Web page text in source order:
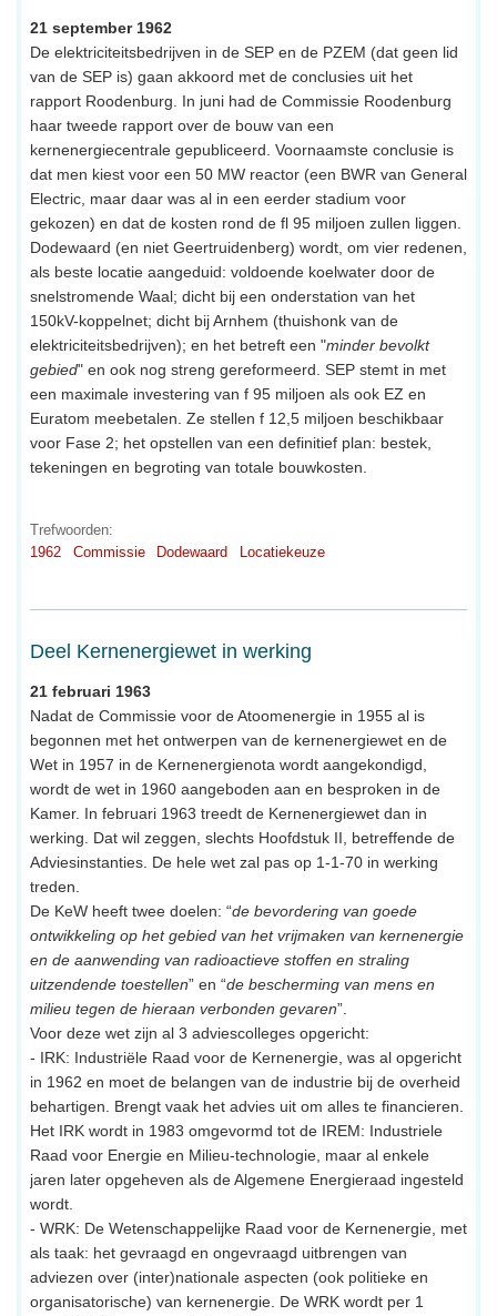
21 september 1962
De elektriciteitsbedrijven in de SEP en de PZEM (dat geen lid
van de SEP is) gaan akkoord met de conclusies uit het
rapport Roodenburg. In juni had de Commissie Roodenburg
haar tweede rapport over de bouw van een
kernenergiecentrale gepubliceerd. Voornaamste conclusie is
dat men kiest voor een 50 MW reactor (een BWR van General
Electric, maar daar was al in een eerder stadium voor
gekozen) en dat de kosten rond de fl 95 miljoen zullen liggen.
Dodewaard (en niet Geertruidenberg) wordt, om vier redenen,
als beste locatie aangeduid: voldoende koelwater door de
snelstromende Waal; dicht bij een onderstation van het
150kV-koppelnet; dicht bij Arnhem (thuishonk van de
elektriciteitsbedrijven); en het betreft een "minder bevolkt
gebied" en ook nog streng gereformeerd. SEP stemt in met
een maximale investering van f 95 miljoen als ook EZ en
Euratom meebetalen. Ze stellen f 12,5 miljoen beschikbaar
voor Fase 2; het opstellen van een definitief plan: bestek,
tekeningen en begroting van totale bouwkosten.
Trefwoorden:
1962
Commissie Dodewaard Locatiekeuze
Deel Kernenergiewet in werking
21 februari 1963
Nadat de Commissie voor de Atoomenergie in 1955 al is
begonnen met het ontwerpen van de kernenergiewet en de
Wet in 1957 in de Kernenergienota wordt aangekondigd,
wordt de wet in 1960 aangeboden aan en besproken in de
Kamer. In februari 1963 treedt de Kernenergiewet dan in
werking. Dat wil zeggen, slechts Hoofdstuk II, betreffende de
Adviesinstanties. De hele wet zal pas op 1-1-70 in werking
treden.
De KeW heeft twee doelen: “de bevordering van goede
ontwikkeling op het gebied van het vrijmaken van kernenergie
en de aanwending van radioactieve stoffen en straling
uitzendende toestellen” en “de bescherming van mens en
milieu tegen de hieraan verbonden gevaren”.
Voor deze wet zijn al 3 adviescolleges opgericht:
- IRK: Industriële Raad voor de Kernenergie, was al opgericht
in 1962 en moet de belangen van de industrie bij de overheid
behartigen. Brengt vaak het advies uit om alles te financieren.
Het IRK wordt in 1983 omgevormd tot de IREM: Industriele
Raad voor Energie en Milieu-technologie, maar al enkele
jaren later opgeheven als de Algemene Energieraad ingesteld
wordt.
- WRK: De Wetenschappelijke Raad voor de Kernenergie, met
als taak: het gevraagd en ongevraagd uitbrengen van
adviezen over (inter)nationale aspecten (ook politieke en
organisatorische) van kernenergie. De WRK wordt per 1